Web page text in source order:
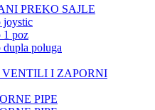
PREKO SAJLE
joystic
1 poz
dupla poluga
I ZAPORNI
PIPE